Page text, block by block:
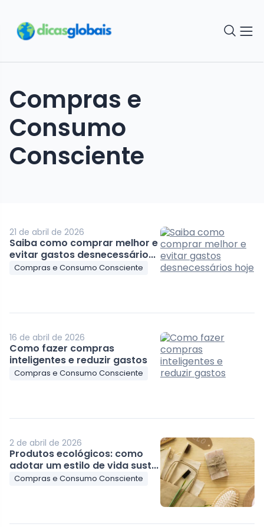
Compras e
Consumo
Consciente
21 de abril de 2026
Saiba como comprar melhor e
evitar gastos desnecessário...
Compras e Consumo Consciente
16 de abril de 2026
Como fazer compras
inteligentes e reduzir gastos
Compras e Consumo Consciente
2 de abril de 2026
Produtos ecológicos: como
adotar um estilo de vida sust...
Compras e Consumo Consciente